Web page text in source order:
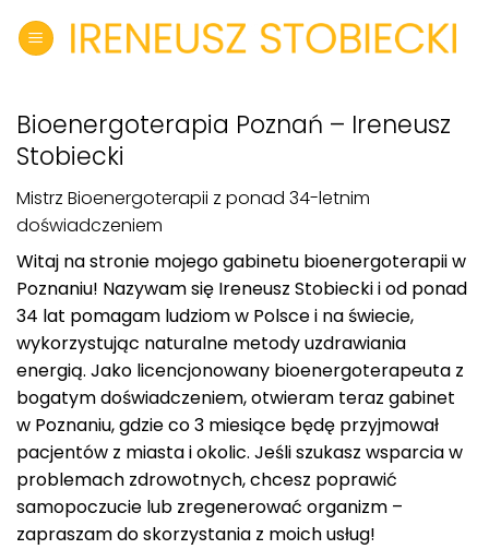
Bioenergoterapia Poznań – Ireneusz
Stobiecki
Mistrz Bioenergoterapii z ponad 34-letnim
doświadczeniem
Witaj na stronie mojego gabinetu bioenergoterapii w
Poznaniu! Nazywam się Ireneusz Stobiecki i od ponad
34 lat pomagam ludziom w Polsce i na świecie,
wykorzystując naturalne metody uzdrawiania
energią. Jako licencjonowany bioenergoterapeuta z
bogatym doświadczeniem, otwieram teraz gabinet
w Poznaniu, gdzie co 3 miesiące będę przyjmował
pacjentów z miasta i okolic. Jeśli szukasz wsparcia w
problemach zdrowotnych, chcesz poprawić
samopoczucie lub zregenerować organizm –
zapraszam do skorzystania z moich usług!